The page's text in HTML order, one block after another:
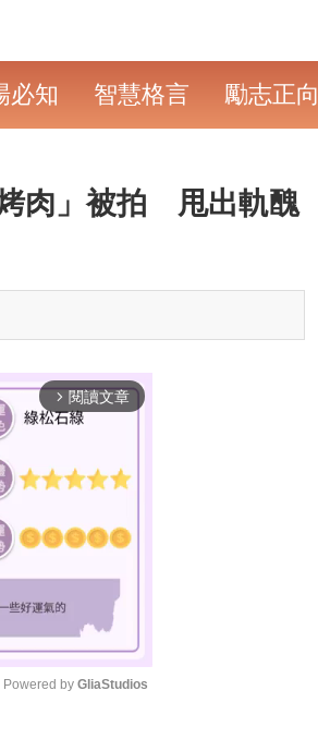
必知 智慧格言 勵志正向
肉」被拍 甩出軌醜
arrow_forward_ios 閱讀文章
Powered by GliaStudios